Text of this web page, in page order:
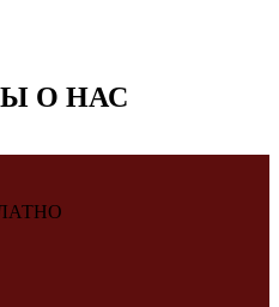
О НАС